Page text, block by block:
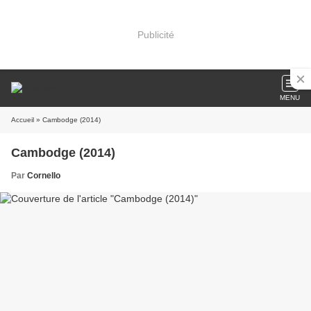
Publicité
MENU
Accueil » Cambodge (2014)
Cambodge (2014)
Par Cornello